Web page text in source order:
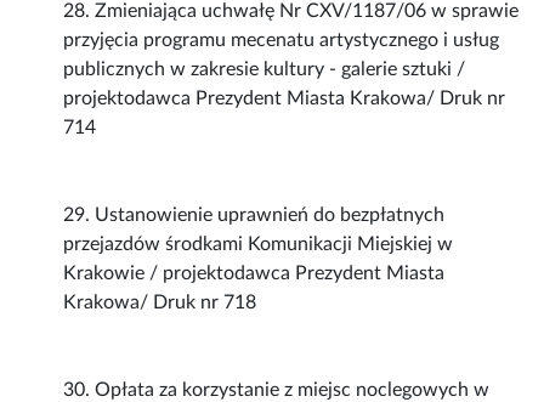
28. Zmieniająca uchwałę Nr CXV/1187/06 w sprawie
przyjęcia programu mecenatu artystycznego i usług
publicznych w zakresie kultury - galerie sztuki /
projektodawca Prezydent Miasta Krakowa/ Druk nr
714
29. Ustanowienie uprawnień do bezpłatnych
przejazdów środkami Komunikacji Miejskiej w
Krakowie / projektodawca Prezydent Miasta
Krakowa/ Druk nr 718
30. Opłata za korzystanie z miejsc noclegowych w